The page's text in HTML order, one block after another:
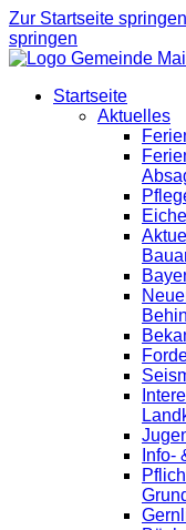
Zur Startseite springen
springen
Startseite
Aktuelles
Info-